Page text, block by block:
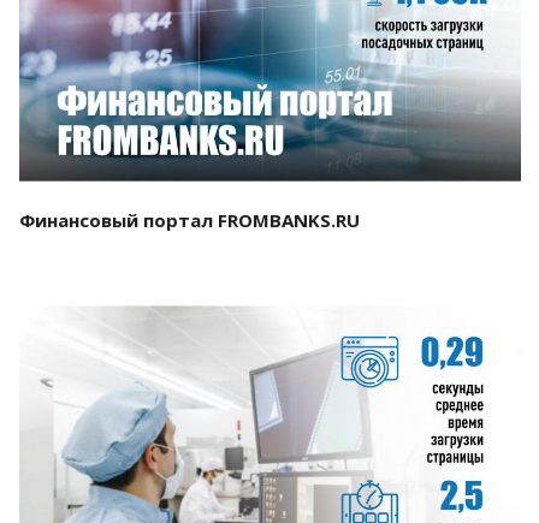
Смотреть проект
Финансовый портал FROMBANKS.RU
Смотреть проект